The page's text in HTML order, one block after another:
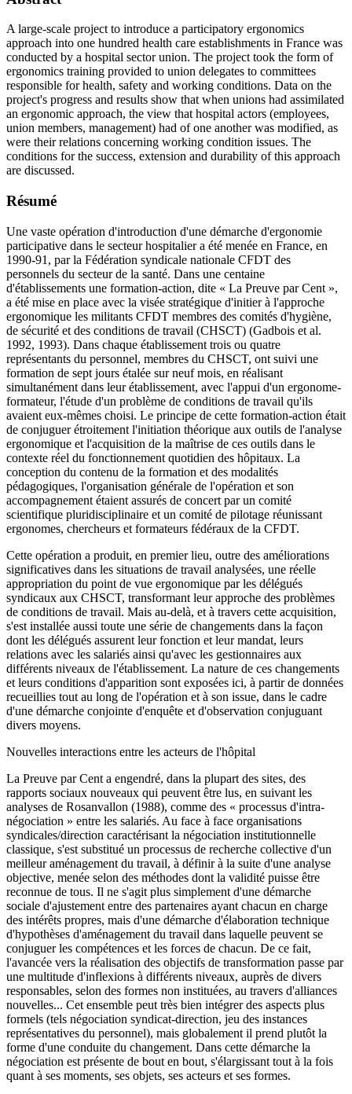
A large-scale project to introduce a participatory ergonomics
approach into one hundred health care establishments in France was
conducted by a hospital sector union. The project took the form of
ergonomics training provided to union delegates to committees
responsible for health, safety and working conditions. Data on the
project's progress and results show that when unions had assimilated
an ergonomic approach, the view that hospital actors (employees,
union members, management) had of one another was modified, as
were their relations concerning working condition issues. The
conditions for the success, extension and durability of this approach
are discussed.
Résumé
Une vaste opération d'introduction d'une démarche d'ergonomie
participative dans le secteur hospitalier a été menée en France, en
1990-91, par la Fédération syndicale nationale CFDT des
personnels du secteur de la santé. Dans une centaine
d'établissements une formation-action, dite « La Preuve par Cent »,
a été mise en place avec la visée stratégique d'initier à l'approche
ergonomique les militants CFDT membres des comités d'hygiène,
de sécurité et des conditions de travail (CHSCT) (Gadbois et al.
1992, 1993). Dans chaque établissement trois ou quatre
représentants du personnel, membres du CHSCT, ont suivi une
formation de sept jours étalée sur neuf mois, en réalisant
simultanément dans leur établissement, avec l'appui d'un ergonome-
formateur, l'étude d'un problème de conditions de travail qu'ils
avaient eux-mêmes choisi. Le principe de cette formation-action était
de conjuguer étroitement l'initiation théorique aux outils de l'analyse
ergonomique et l'acquisition de la maîtrise de ces outils dans le
contexte réel du fonctionnement quotidien des hôpitaux. La
conception du contenu de la formation et des modalités
pédagogiques, l'organisation générale de l'opération et son
accompagnement étaient assurés de concert par un comité
scientifique pluridisciplinaire et un comité de pilotage réunissant
ergonomes, chercheurs et formateurs fédéraux de la CFDT.
Cette opération a produit, en premier lieu, outre des améliorations
significatives dans les situations de travail analysées, une réelle
appropriation du point de vue ergonomique par les délégués
syndicaux aux CHSCT, transformant leur approche des problèmes
de conditions de travail. Mais au-delà, et à travers cette acquisition,
s'est installée aussi toute une série de changements dans la façon
dont les délégués assurent leur fonction et leur mandat, leurs
relations avec les salariés ainsi qu'avec les gestionnaires aux
différents niveaux de l'établissement. La nature de ces changements
et leurs conditions d'apparition sont exposées ici, à partir de données
recueillies tout au long de l'opération et à son issue, dans le cadre
d'une démarche conjointe d'enquête et d'observation conjuguant
divers moyens.
Nouvelles interactions entre les acteurs de l'hôpital
La Preuve par Cent a engendré, dans la plupart des sites, des
rapports sociaux nouveaux qui peuvent être lus, en suivant les
analyses de Rosanvallon (1988), comme des « processus d'intra-
négociation » entre les salariés. Au face à face organisations
syndicales/direction caractérisant la négociation institutionnelle
classique, s'est substitué un processus de recherche collective d'un
meilleur aménagement du travail, à définir à la suite d'une analyse
objective, menée selon des méthodes dont la validité puisse être
reconnue de tous. Il ne s'agit plus simplement d'une démarche
sociale d'ajustement entre des partenaires ayant chacun en charge
des intérêts propres, mais d'une démarche d'élaboration technique
d'hypothèses d'aménagement du travail dans laquelle peuvent se
conjuguer les compétences et les forces de chacun. De ce fait,
l'avancée vers la réalisation des objectifs de transformation passe par
une multitude d'inflexions à différents niveaux, auprès de divers
responsables, selon des formes non instituées, au travers d'alliances
nouvelles... Cet ensemble peut très bien intégrer des aspects plus
formels (tels négociation syndicat-direction, jeu des instances
représentatives du personnel), mais globalement il prend plutôt la
forme d'une conduite du changement. Dans cette démarche la
négociation est présente de bout en bout, s'élargissant tout à la fois
quant à ses moments, ses objets, ses acteurs et ses formes.